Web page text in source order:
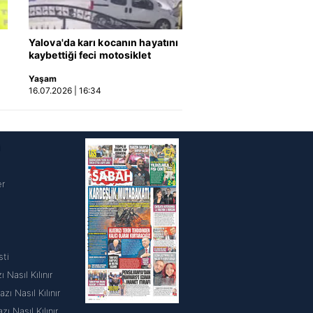
Yalova'da karı kocanın hayatını
kaybettiği feci motosiklet
yansıdı | Video
Yaşam
16.07.2026 | 16:34
Nasıl Kılınır
Nasıl Kılınır